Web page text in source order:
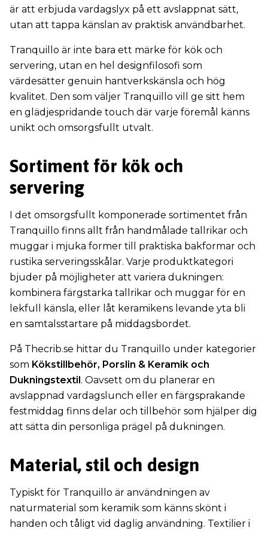
är att erbjuda vardagslyx på ett avslappnat sätt,
utan att tappa känslan av praktisk användbarhet.
Tranquillo är inte bara ett märke för kök och
servering, utan en hel designfilosofi som
värdesätter genuin hantverkskänsla och hög
kvalitet. Den som väljer Tranquillo vill ge sitt hem
en glädjespridande touch där varje föremål känns
unikt och omsorgsfullt utvalt.
Sortiment för kök och
servering
I det omsorgsfullt komponerade sortimentet från
Tranquillo finns allt från handmålade tallrikar och
muggar i mjuka former till praktiska bakformar och
rustika serveringsskålar. Varje produktkategori
bjuder på möjligheter att variera dukningen:
kombinera färgstarka tallrikar och muggar för en
lekfull känsla, eller låt keramikens levande yta bli
en samtalsstartare på middagsbordet.
På Thecrib.se hittar du Tranquillo under kategorier
som Kökstillbehör, Porslin & Keramik och
Dukningstextil. Oavsett om du planerar en
avslappnad vardagslunch eller en färgsprakande
festmiddag finns delar och tillbehör som hjälper dig
att sätta din personliga prägel på dukningen.
Material, stil och design
Typiskt för Tranquillo är användningen av
naturmaterial som keramik som känns skönt i
handen och tåligt vid daglig användning. Textilier i